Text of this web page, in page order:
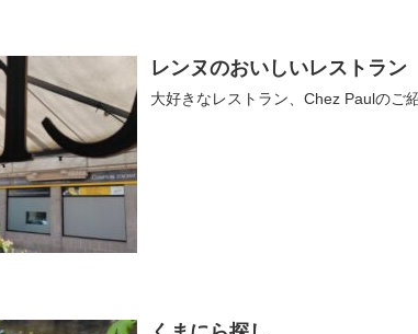
レンヌのおいしいレストラ
大好きなレストラン、Chez Paulのご